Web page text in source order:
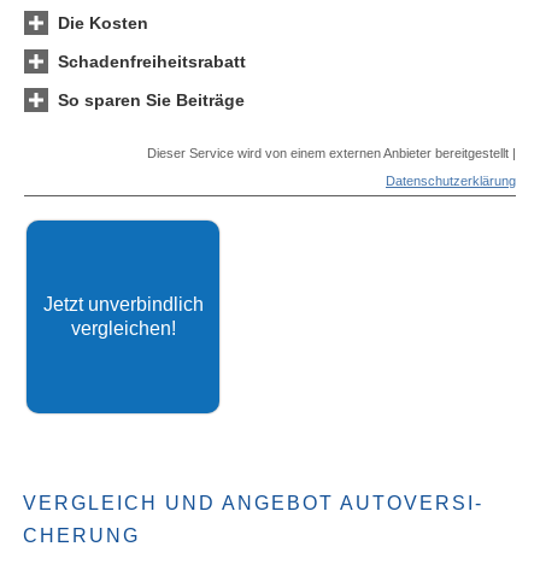
Die Kosten
Schadenfreiheitsrabatt
So sparen Sie Beiträge
Dieser Service wird von einem externen Anbieter bereitgestellt |
Datenschutzerklärung
Jetzt unverbindlich
vergleichen!
VERGLEICH UND ANGEBOT AUTO­VER­SI­
CHE­RUNG